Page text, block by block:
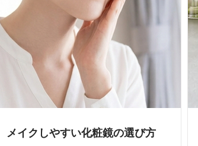
メイクしやすい化粧鏡の選び方